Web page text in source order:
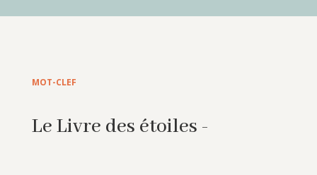
MOT-CLEF
Le Livre des étoiles -